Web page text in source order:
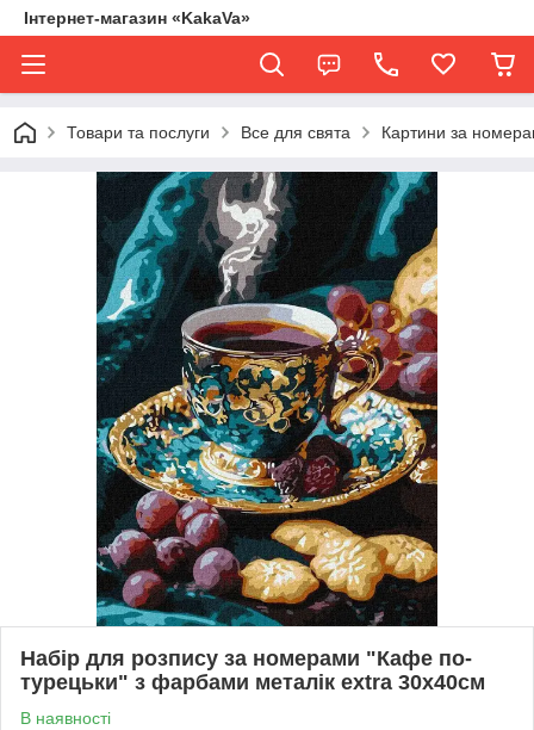
Інтернет-магазин «KakaVa»
Товари та послуги Все для свята Картини за
Набір для розпису за номерами "Кафе по-
турецьки" з фарбами металік extra 30х40см
В наявності